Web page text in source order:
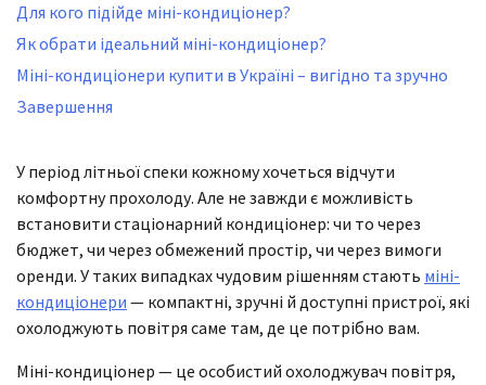
Для кого підійде міні-кондиціонер?
Як обрати ідеальний міні-кондиціонер?
Міні-кондиціонери купити в Україні – вигідно та зручно
Завершення
У період літньої спеки кожному хочеться відчути
комфортну прохолоду. Але не завжди є можливість
встановити стаціонарний кондиціонер: чи то через
бюджет, чи через обмежений простір, чи через вимоги
оренди. У таких випадках чудовим рішенням стають міні-
кондиціонери — компактні, зручні й доступні пристрої, які
охолоджують повітря саме там, де це потрібно вам.
Міні-кондиціонер — це особистий охолоджувач повітря,